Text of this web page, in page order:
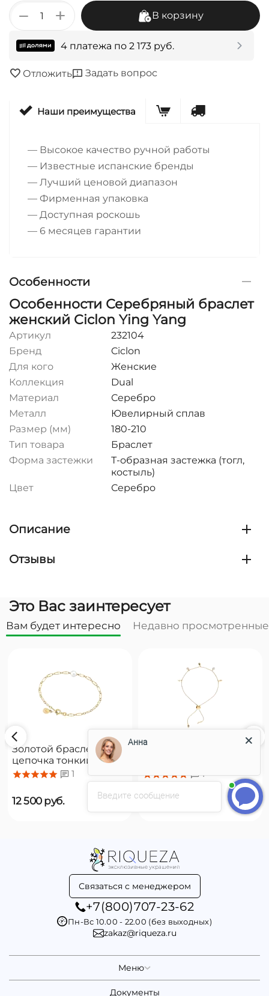
+
− В корзину
4 платежа по 2 173 руб.
Отложить Задать вопрос
Наши преимущества
— Высокое качество ручной работы
— Известные испанские бренды
— Лучший ценовой диапазон
— Фирменная упаковка
— Доступная роскошь
— 6 месяцев гарантии
Особенности
Особенности Серебряный браслет
женский Ciclon Ying Yang
Артикул
232104
Бренд
Ciclon
Для кого
Женские
Коллекция
Dual
Материал
Серебро
Металл
Ювелирный сплав
Размер (мм)
180-210
Тип товара
Браслет
Форма застежки
Т-образная застежка (тогл,
костыль)
Цвет
Серебро
Описание
Отзывы
Это Вас заинтересует
Вам будет интересно Недавно просмотренные
Золотой браслет
цепочка тонкий с
органическим
жемчугом Majorica
Cies
1
12 500 руб.
Золотой браслет
1
16 500руб.
Связаться с менеджером
+7(800)707-23-62
Пн-Вс 10.00 - 22.00 (без выходных)
zakaz@riqueza.ru
Меню
Документы
Введите сообщение
Анна